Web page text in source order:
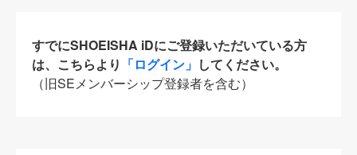
すでにSHOEISHA iDにご登録いただいている方
は、こちらより 「ログイン」 してください。
（旧SEメンバーシップ登録者を含む）